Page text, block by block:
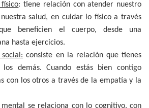
: tiene relación con atender nuestro
salud, en cuidar lo físico a través
beneficien el cuerpo, desde una
hasta ejercicios.
consiste en la relación que tienes
demás. Cuando estás bien contigo
con los otros a través de la empatía y la
se relaciona con lo cognitivo, con